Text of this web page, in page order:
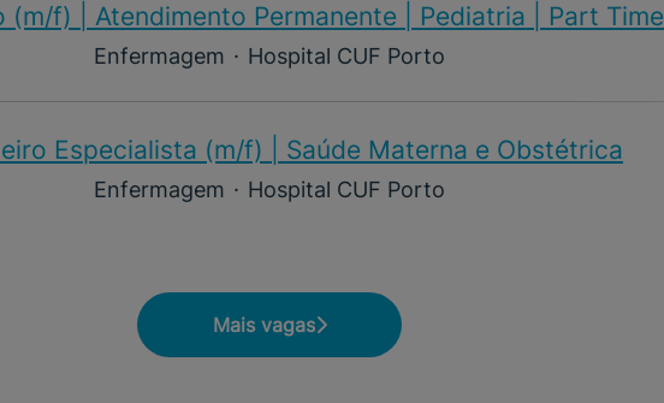
(m/f)​ | Atendimento Permanente | Pediatria | Part Time
Enfermagem · Hospital CUF Porto
Especialista (m/f)​ | Saúde Materna e Obstétrica
Enfermagem · Hospital CUF Porto
Mais vagas